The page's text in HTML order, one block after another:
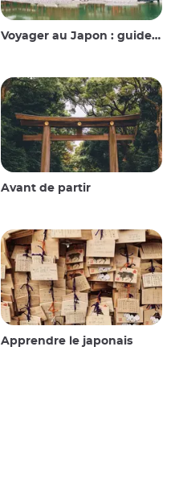
Voyager au Japon : guide et conseils
Avant de partir
Apprendre le japonais